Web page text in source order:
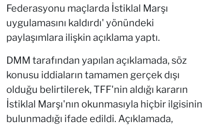
Federasyonu maçlarda İstiklal Marşı
uygulamasını kaldırdı' yönündeki
paylaşımlara ilişkin açıklama yaptı.
DMM tarafından yapılan açıklamada, söz
konusu iddiaların tamamen gerçek dışı
olduğu belirtilerek, TFF'nin aldığı kararın
İstiklal Marşı'nın okunmasıyla hiçbir ilgisinin
bulunmadığı ifade edildi. Açıklamada,